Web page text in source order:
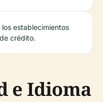
establecimientos
crédito.
e Idioma